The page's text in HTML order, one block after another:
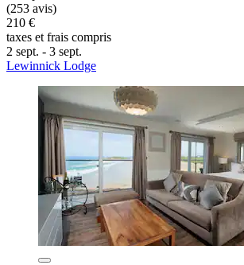
(253 avis)
210 €
taxes et frais compris
2 sept. - 3 sept.
Lewinnick Lodge